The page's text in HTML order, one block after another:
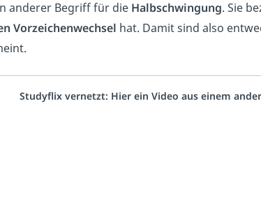
anderer Begriff für die Halbschwingung. Sie
Vorzeichenwechsel hat. Damit sind also
Studyflix vernetzt: Hier ein Video aus einem